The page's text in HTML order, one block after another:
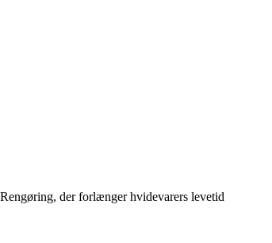
Rengøring, der forlænger hvidevarers levetid